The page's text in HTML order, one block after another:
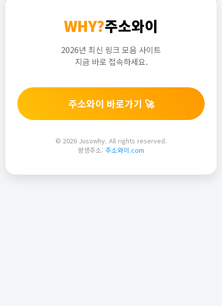
WHY?주소와이
2026년 최신 링크 모음 사이트
지금 바로 접속하세요.
주소와이 바로가기 🚀
© 2026 Jusowhy. All rights reserved.
평생주소: 주소와이.com